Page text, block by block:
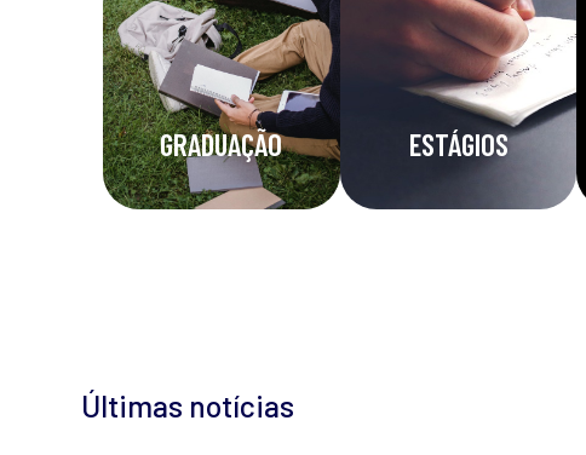
GRADUAÇÃO ESTÁGIOS
Últimas notícias